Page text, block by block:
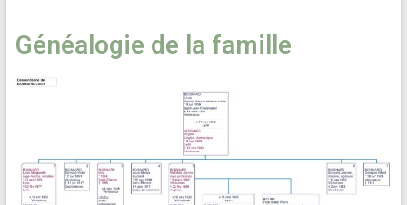
Généalogie de la famille